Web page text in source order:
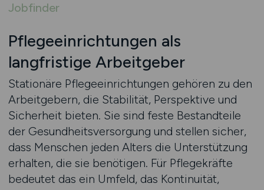
Jobfinder
Pflegeeinrichtungen als
langfristige Arbeitgeber
Stationäre Pflegeeinrichtungen gehören zu den
Arbeitgebern, die Stabilität, Perspektive und
Sicherheit bieten. Sie sind feste Bestandteile
der Gesundheitsversorgung und stellen sicher,
dass Menschen jeden Alters die Unterstützung
erhalten, die sie benötigen. Für Pflegekräfte
bedeutet das ein Umfeld, das Kontinuität,